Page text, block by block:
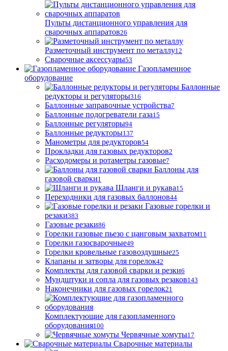
Пульты дистанционного управления для
сварочных аппаратов26
Разметочный инструмент по металлу12
Сварочные аксессуары53
Газопламенное
оборудование
Баллонные
редукторы и регуляторы316
Баллонные заправочные устройства7
Баллонные подогреватели газа15
Баллонные регуляторы94
Баллонные редукторы137
Манометры для редукторов54
Прокладки для газовых редукторов2
Расходомеры и ротаметры газовые7
Баллоны для
газовой сварки1
Шланги и рукава15
Переходники для газовых баллонов44
Газовые горелки и
резаки383
Газовые резаки86
Горелки газовые пьезо с цанговым захватом11
Горелки газосварочные49
Горелки кровельные газовоздушные25
Клапаны и затворы для горелок42
Комплекты для газовой сварки и резки6
Мундштуки и сопла для газовых резаков143
Наконечники для газовых горелок21
Комплектующие для газопламенного
оборудования100
Червячные хомуты17
Сварочные материалы